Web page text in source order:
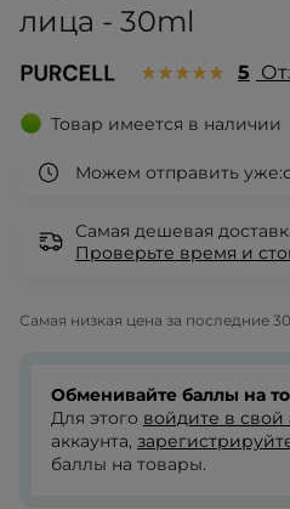
лица - 30ml
5
Товар имеется в наличии
Можем отправить уже:
Самая дешевая
Проверьте время и
Самая низкая цена за последние
Обменивайте баллы на
Для этого войдите в свой
аккаунта,
баллы на товары.